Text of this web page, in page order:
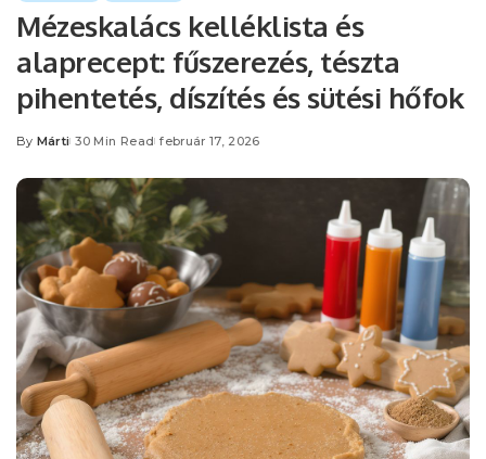
Mézeskalács kelléklista és
alaprecept: fűszerezés, tészta
pihentetés, díszítés és sütési hőfok
Posted
By Márti 30 Min Read február 17, 2026